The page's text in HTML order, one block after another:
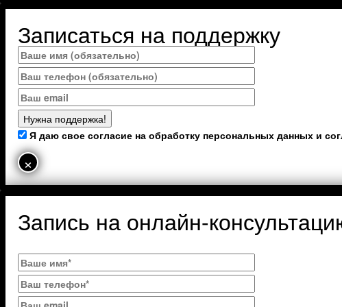
Записаться на поддержку
Я даю свое согласие на обработку персональных данных и
×
Запись на онлайн-